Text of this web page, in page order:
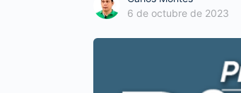
6 de octubre de 2023